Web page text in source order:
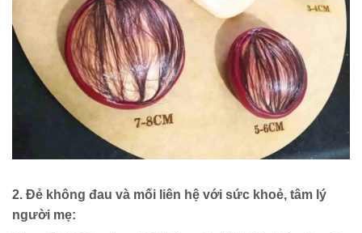
2. Đẻ không đau và mối liên hệ với sức khoẻ, tâm lý
người mẹ: